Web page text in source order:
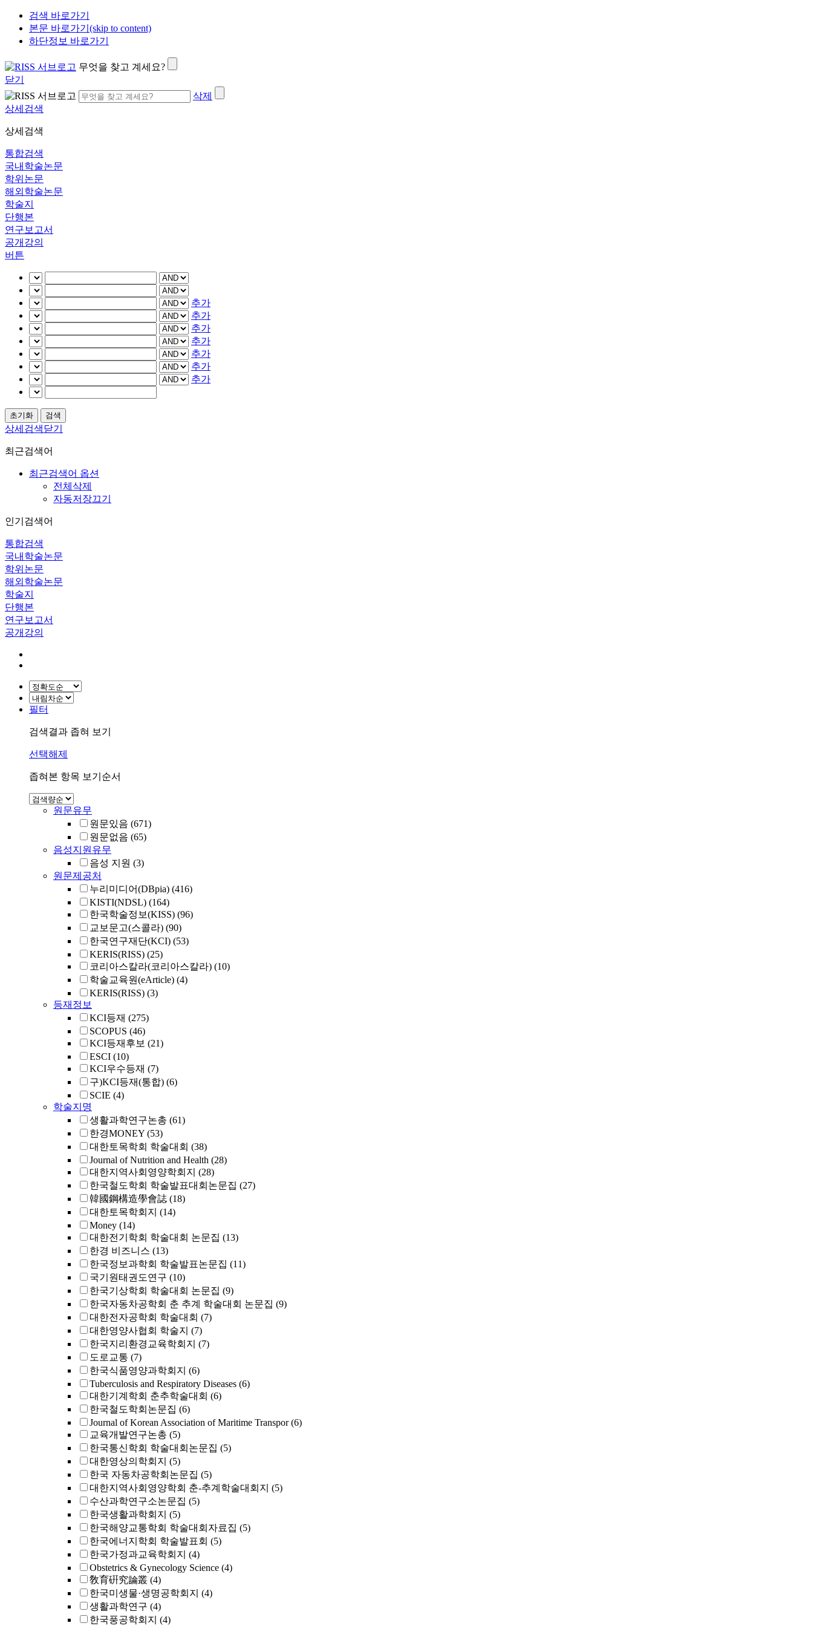
검색 바로가기
본문 바로가기(skip to content)
하단정보 바로가기
무엇을 찾고 계세요?
닫기
삭제
상세검색
상세검색
통합검색
국내학술논문
학위논문
해외학술논문
학술지
단행본
연구보고서
공개강의
버튼
추가
추가
추가
추가
추가
추가
추가
상세검색닫기
최근검색어
최근검색어 옵션
전체삭제
자동저장끄기
인기검색어
통합검색
국내학술논문
학위논문
해외학술논문
학술지
단행본
연구보고서
공개강의
필터
검색결과 좁혀 보기
선택해제
좁혀본 항목 보기순서
원문유무
원문있음 (671)
원문없음 (65)
음성지원유무
음성 지원 (3)
원문제공처
누리미디어(DBpia) (416)
KISTI(NDSL) (164)
한국학술정보(KISS) (96)
교보문고(스콜라) (90)
한국연구재단(KCI) (53)
KERIS(RISS) (25)
코리아스칼라(코리아스칼라) (10)
학술교육원(eArticle) (4)
KERIS(RISS) (3)
등재정보
KCI등재 (275)
SCOPUS (46)
KCI등재후보 (21)
ESCI (10)
KCI우수등재 (7)
구)KCI등재(통합) (6)
SCIE (4)
학술지명
생활과학연구논총 (61)
한경MONEY (53)
대한토목학회 학술대회 (38)
Journal of Nutrition and Health (28)
대한지역사회영양학회지 (28)
한국철도학회 학술발표대회논문집 (27)
韓國鋼構造學會誌 (18)
대한토목학회지 (14)
Money (14)
대한전기학회 학술대회 논문집 (13)
한경 비즈니스 (13)
한국정보과학회 학술발표논문집 (11)
국기원태권도연구 (10)
한국기상학회 학술대회 논문집 (9)
한국자동차공학회 춘 추계 학술대회 논문집 (9)
대한전자공학회 학술대회 (7)
대한영양사협회 학술지 (7)
한국지리환경교육학회지 (7)
도로교통 (7)
한국식품영양과학회지 (6)
Tuberculosis and Respiratory Diseases (6)
대한기계학회 춘추학술대회 (6)
한국철도학회논문집 (6)
Journal of Korean Association of Maritime Transpor (6)
교육개발연구논총 (5)
한국통신학회 학술대회논문집 (5)
대한영상의학회지 (5)
한국 자동차공학회논문집 (5)
대한지역사회영양학회 춘-추계학술대회지 (5)
수산과학연구소논문집 (5)
한국생활과학회지 (5)
한국해양교통학회 학술대회자료집 (5)
한국에너지학회 학술발표회 (5)
한국가정과교육학회지 (4)
Obstetrics & Gynecology Science (4)
敎育硏究論叢 (4)
한국미생물·생명공학회지 (4)
생활과학연구 (4)
한국풍공학회지 (4)